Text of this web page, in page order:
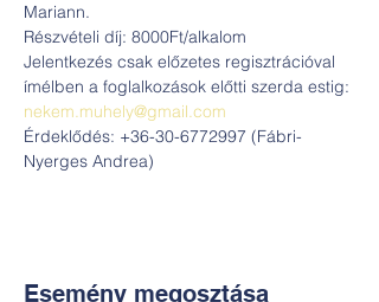
Mariann.
Részvételi díj: 8000Ft/alkalom
Jelentkezés csak előzetes regisztrációval
ímélben a foglalkozások előtti szerda estig:
nekem.muhely@gmail.com
Érdeklődés: +36-30-6772997 (Fábri-
Nyerges Andrea)
Esemény megosztása